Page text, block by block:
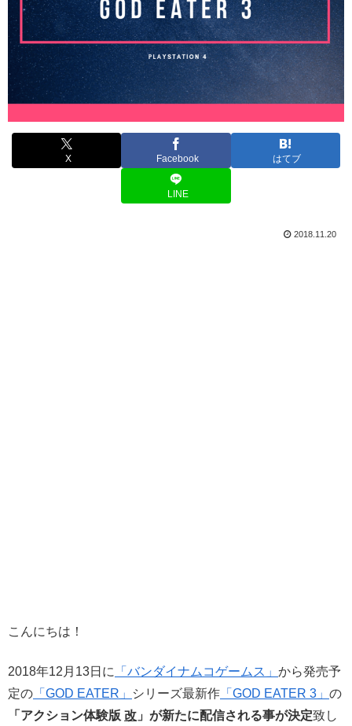
X Facebook はてブ
LINE
2018.11.20
こんにちは！
2018年12月13日に 「バンダイナムコゲームス」 から発売予
定の 「GOD EATER」 シリーズ最新作 「GOD EATER 3」 の
「アクション体験版 改 」が新たに配信される事が決定致し